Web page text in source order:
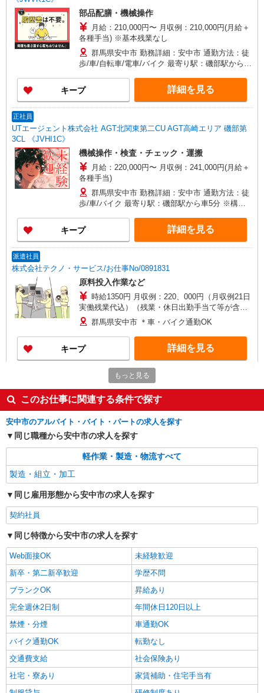
部品配膳・機械操作
月給：210,000円〜 月収例：210,000円(月給＋
各種手当) ※基本残業なし
群馬県安中市 勤務詳細：安中市 通勤方法：徒
歩/車/自転車/電車/バイク 最寄り駅：磯部駅から徒
キープ 詳細を見る
正社員
UTエージェント株式会社 AGT北関東第二CU AGT高崎エリア 磯部第
3CL 《JVHI1C》
機械操作・検査・チェック・運搬
月給：220,000円〜 月収例：241,000円(月給＋
各種手当)
群馬県安中市 勤務詳細：安中市 通勤方法：徒
歩/車/バイク 最寄り駅：磯部駅から車5分 ※構内
キープ 詳細を見る
派遣社員
株式会社テクノ・サービス/お仕事No/0891831
原料投入作業など
時給1350円 月収例：220、000円（月収例21日
実働残業代込）（残業・休日出勤手当て等が含ま
れています） 交通費全額支給
群馬県安中市 ＊車・バイク通勤OK
キープ 詳細を見る
株式会社テクノ・サービス/お仕事No/0910220
機械オペレーター
時給1300円 月収例：259、000円（月収例21日
実働）（残業・休日出勤手当て等が含まれていま
す） 交通費全額支給
群馬県安中市 ＊車通勤OK
キープ 詳細を見る
派遣社員
株式会社綜合キャリアオプション（1314VJ0805G15★86-N-T4）
払いOK
時給1,230円 交通費：既定支給
群馬県安中市
派遣社員
パーソルテンプスタッフ株式会社 上信コーディネートセンター（高
崎）/26-0440154
9月開始★［安中市］車通勤OK♪カンタン製造
のお仕事★3名募集☆彡
時給1430円〜1788円（経験・能力による）
群馬県安中市／最寄駅：磯部（群馬県）駅
もっと見る
このお仕事に関連する条件で探す
安中市のアルバイト・バイト・パートの求人を探す
同じ職種から安中市の求人を探す
軽作業・製造・物流すべて
製造・組立・加工
同じ雇用形態から安中市の求人を探す
契約社員
同じ特徴から安中市の求人を探す
Web面接OK
未経験歓迎
新卒・第二新卒歓迎
学歴不問
ブランクOK
昇給あり
完全週休2日制
年間休日120日以上
禁煙・分煙
車通勤OK
バイク通勤OK
転勤なし
交通費支給
社会保険あり
社宅・寮あり
家賃補助・住宅手当有